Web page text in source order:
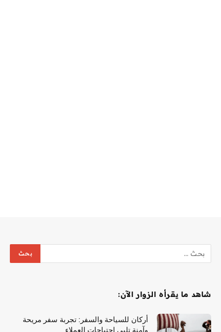
شاهد ما يقرأه الزوار الآن:
أركان للسياحة والسفر: تجربة سفر مريحة
وآمنة تلبي احتياجات العملاء